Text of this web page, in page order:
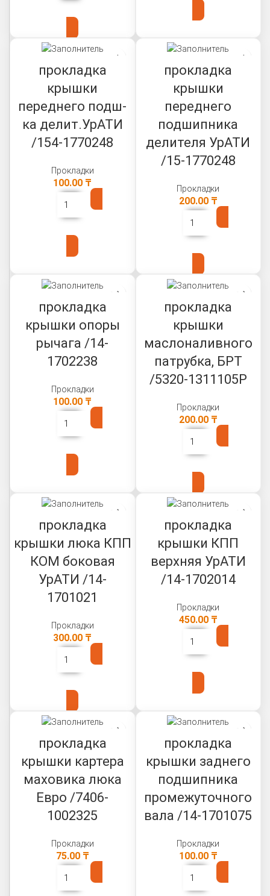
прокладка
крышки
переднего подш-
ка делит.УрАТИ
/154-1770248
Прокладки
100.00 ₸
прокладка
крышки
переднего
подшипника
делителя УрАТИ
/15-1770248
Прокладки
200.00 ₸
прокладка
крышки опоры
рычага /14-
1702238
Прокладки
100.00 ₸
прокладка
крышки
маслоналивного
патрубка, БРТ
/5320-1311105Р
Прокладки
200.00 ₸
прокладка
крышки люка КПП
КОМ боковая
УрАТИ /14-
1701021
Прокладки
300.00 ₸
прокладка
крышки КПП
верхняя УрАТИ
/14-1702014
Прокладки
450.00 ₸
прокладка
крышки картера
маховика люка
Евро /7406-
1002325
Прокладки
75.00 ₸
прокладка
крышки заднего
подшипника
промежуточного
вала /14-1701075
Прокладки
100.00 ₸